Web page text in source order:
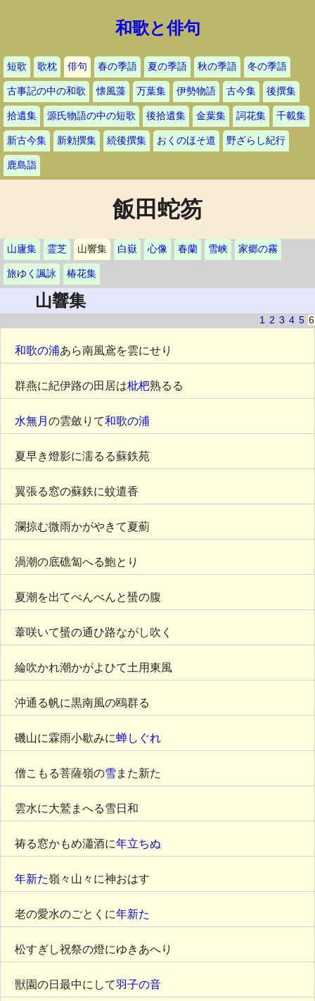
和歌と俳句
短歌 歌枕 俳句 春の季語 夏の季語 秋の季語 冬の季語
古事記の中の和歌 懐風藻 万葉集 伊勢物語 古今集 後撰集
拾遺集 源氏物語の中の短歌 後拾遺集 金葉集 詞花集 千載集
新古今集 新勅撰集 続後撰集 おくのほそ道 野ざらし紀行
鹿島詣
飯田蛇笏
山廬集 霊芝 山響集 白嶽 心像 春蘭 雪峡 家郷の霧
旅ゆく諷詠 椿花集
山響集
1 2 3 4 5 6
和歌の浦あら南風鳶を雲にせり
群燕に紀伊路の田居は枇杷熟るる
水無月 の雲斂りて和歌の浦
夏早き燈影に濡るる蘇鉄苑
翼張る窓の蘇鉄に蚊遣香
瀾掠む微雨かがやきて夏薊
渦潮の底礁匐へる鮑とり
夏潮を出てべんべんと蜑の腹
葦咲いて蜑の通ひ路ながし吹く
綸吹かれ潮かがよひて土用東風
沖通る帆に黒南風の鴎群る
磯山に霖雨小歇みに蝉しぐれ
僧こもる菩薩嶺の雪 また新た
雲水に大鷲まへる雪日和
祷る窓かもめ瀟酒に年立ちぬ
年新た嶺々山々に神おはす
老の愛水のごとくに年新た
松すぎし祝祭の燈にゆきあへり
獣園の日最中にして羽子の音